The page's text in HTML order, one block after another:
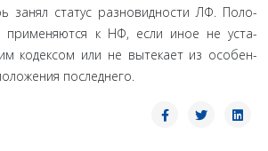
занял статус разновидности ЛФ. Поло­
к НФ, если иное не уста­
кодексом или не вытекает из особен­
последнего.